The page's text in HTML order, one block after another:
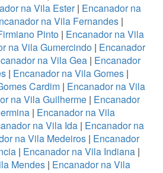
na Vila Ester| Encanador na
na Vila Fernandes |
Pinto | Encanador na Vila
na Vila Gumercindo | Encanador
na Vila Gea| Encanador
| Encanador na Vila Gomes|
Cardim| Encanador na Vila
na Vila Guilherme| Encanador
| Encanador na Vila
na Vila Ida| Encanador na
na Vila Medeiros| Encanador
| Encanador na Vila Indiana|
Mendes| Encanador na Vila